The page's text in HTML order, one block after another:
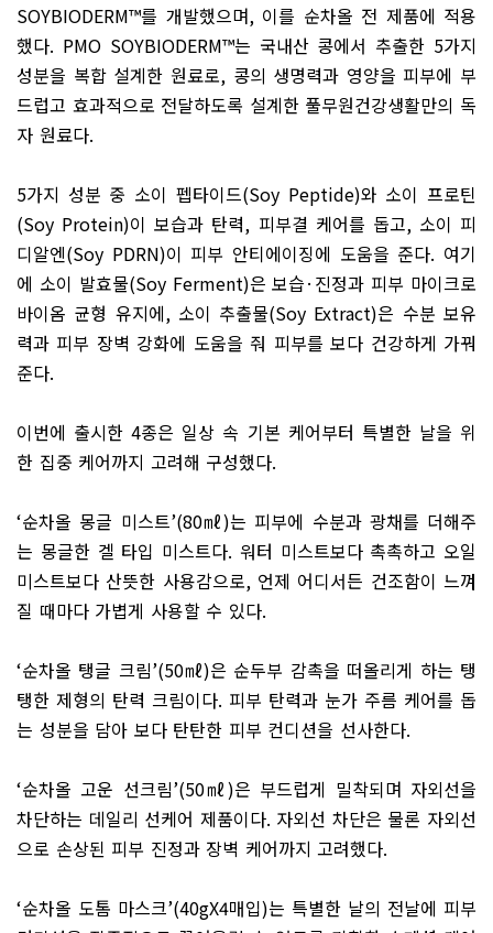
SOYBIODERM™를 개발했으며, 이를 순차올 전 제품에 적용
했다. PMO SOYBIODERM™는 국내산 콩에서 추출한 5가지
성분을 복합 설계한 원료로, 콩의 생명력과 영양을 피부에 부
드럽고 효과적으로 전달하도록 설계한 풀무원건강생활만의 독
자 원료다.
5가지 성분 중 소이 펩타이드(Soy Peptide)와 소이 프로틴
(Soy Protein)이 보습과 탄력, 피부결 케어를 돕고, 소이 피
디알엔(Soy PDRN)이 피부 안티에이징에 도움을 준다. 여기
에 소이 발효물(Soy Ferment)은 보습· 진정과 피부 마이크로
바이옴 균형 유지에, 소이 추출물(Soy Extract)은 수분 보유
력과 피부 장벽 강화에 도움을 줘 피부를 보다 건강하게 가꿔
준다.
이번에 출시한4종은 일상 속 기본 케어부터 특별한 날을 위
한 집중 케어까지 고려해 구성했다.
‘순차올 몽글 미스트’(80㎖)는 피부에 수분과 광채를 더해주
는 몽글한 겔 타입 미스트다. 워터 미스트보다 촉촉하고 오일
미스트보다 산뜻한 사용감으로, 언제 어디서든 건조함이 느껴
질 때마다 가볍게 사용할 수 있다.
‘순차올 탱글 크림’(50㎖)은 순두부 감촉을 떠올리게 하는 탱
탱한 제형의 탄력 크림이다. 피부 탄력과 눈가 주름 케어를 돕
는 성분을 담아 보다 탄탄한 피부 컨디션을 선사한다.
‘순차올 고운 선크림’(50㎖)은 부드럽게 밀착되며 자외선을
차단하는 데일리 선케어 제품이다. 자외선 차단은 물론 자외선
으로 손상된 피부 진정과 장벽 케어까지 고려했다.
‘순차올 도톰 마스크’(40gX4매입)는 특별한 날의 전날에 피부